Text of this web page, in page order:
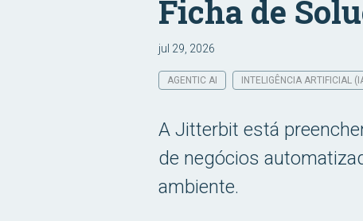
Ficha de
jul 29, 2026
AGENTIC AI INTELIGÊNCIA ARTIFICIAL
A Jitterbit está
de negócios
ambiente.